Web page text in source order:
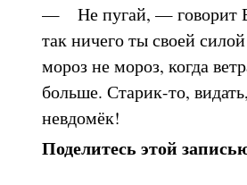
— Не пугай, — говорит
так ничего ты своей
мороз не мороз, когда
больше. Старик-то,
невдомёк!
Поделитесь этой